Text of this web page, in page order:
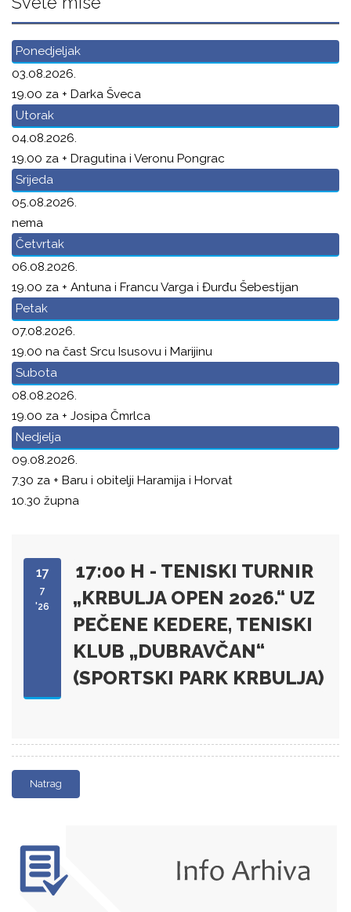
Ponedjeljak
03.08.2026.
19.00 za + Darka Šveca
Utorak
04.08.2026.
19.00 za + Dragutina i Veronu Pongrac
Srijeda
05.08.2026.
nema
Četvrtak
06.08.2026.
19.00 za + Antuna i Francu Varga i Đurđu Šebestijan
Petak
07.08.2026.
19.00 na čast Srcu Isusovu i Marijinu
Subota
08.08.2026.
19.00 za + Josipa Čmrlca
Nedjelja
09.08.2026.
7.30 za + Baru i obitelji Haramija i Horvat
10.30 župna
17
7
'26
17:00 H - TENISKI TURNIR
„KRBULJA OPEN 2026.“ UZ
PEČENE KEDERE, TENISKI
KLUB „DUBRAVČAN“
(SPORTSKI PARK KRBULJA)
Natrag